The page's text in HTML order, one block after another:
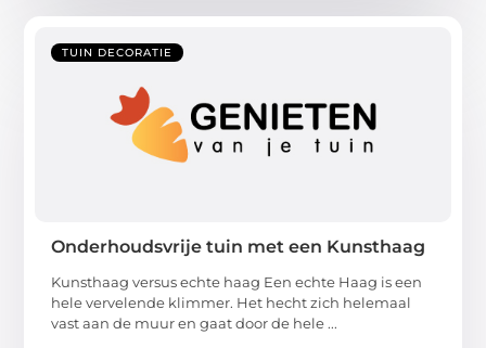
TUIN DECORATIE
Onderhoudsvrije tuin met een Kunsthaag
Kunsthaag versus echte haag Een echte Haag is een
hele vervelende klimmer. Het hecht zich helemaal
vast aan de muur en gaat door de hele ...